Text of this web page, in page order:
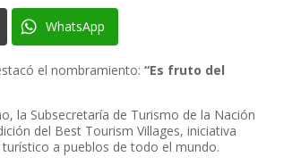
WhatsApp
el nombramiento: “Es fruto del
la Subsecretaría de Turismo de la Nación
del Best Tourism Villages, iniciativa
a pueblos de todo el mundo.